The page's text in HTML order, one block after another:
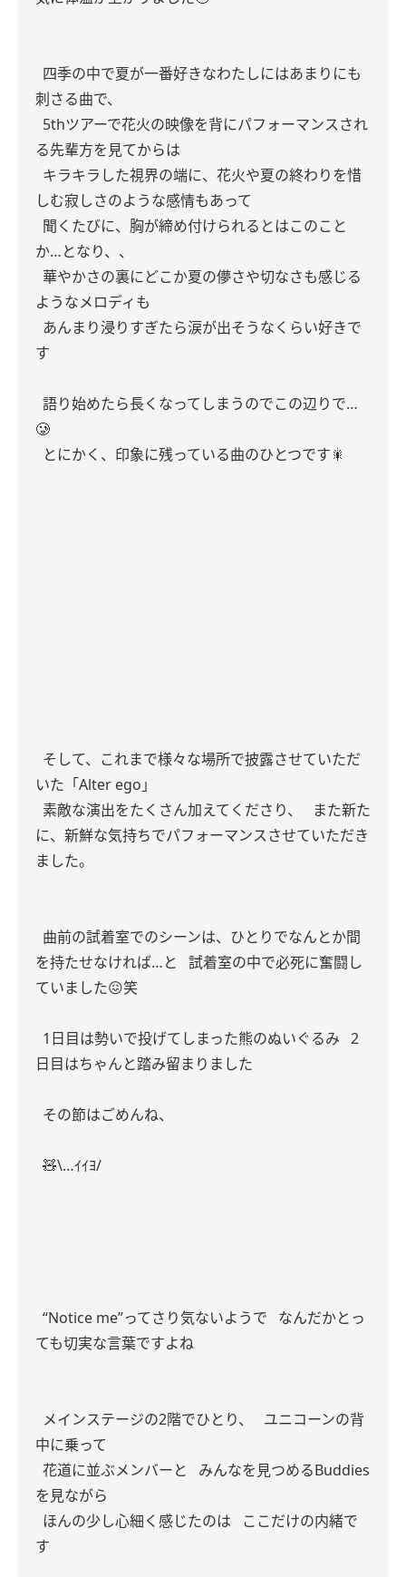
四季の中で夏が一番好きなわたしにはあまりにも
刺さる曲で、
5thツアーで花火の映像を背にパフォーマンスされ
る先輩方を見てからは
キラキラした視界の端に、花火や夏の終わりを惜
しむ寂しさのような感情もあって
聞くたびに、胸が締め付けられるとはこのこと
か…となり、、
華やかさの裏にどこか夏の儚さや切なさも感じる
ようなメロディも
あんまり浸りすぎたら涙が出そうなくらい好きで
す
語り始めたら長くなってしまうのでこの辺りで…
🥲
とにかく、印象に残っている曲のひとつです🎇
そして、これまで様々な場所で披露させていただ
いた「Alter ego」
素敵な演出をたくさん加えてくださり、
また新た
に、新鮮な気持ちでパフォーマンスさせていただき
ました。
曲前の試着室でのシーンは、ひとりでなんとか間
を持たせなければ…と
試着室の中で必死に奮闘し
ていました😖笑
1日目は勢いで投げてしまった熊のぬいぐるみ 2
日目はちゃんと踏み留まりました
その節はごめんね、
🧸\…ｲｲﾖ/
“Notice me”ってさり気ないようで
なんだかとっ
ても切実な言葉ですよね
メインステージの2階でひとり、
ユニコーンの背
中に乗って
花道に並ぶメンバーと
みんなを見つめるBuddies
を見ながら
ほんの少し心細く感じたのは
ここだけの内緒で
す